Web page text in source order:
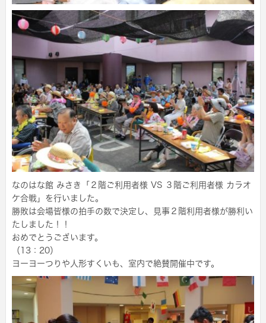
なのはな館 みさき「２階ご利用者様 VS ３階ご利用者様 カラオ
ケ合戦」を行いました。
勝敗は会場皆様の拍手の数で決定し、見事２階利用者様が勝利い
たしました！！
おめでとうございます。
（13：20）
ヨーヨーつりや人形すくいも、室内で絶賛開催中です。